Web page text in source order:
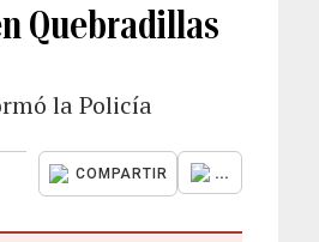
Quebradillas
la Policía
COMPARTIR ...